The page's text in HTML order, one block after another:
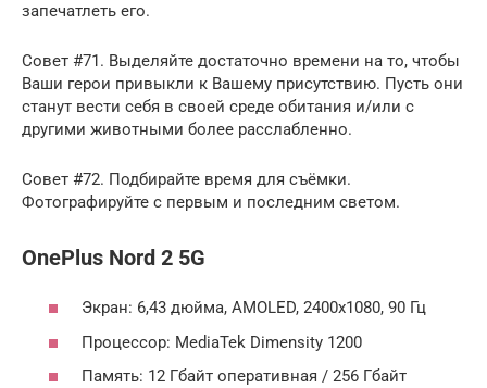
запечатлеть его.
Совет #71. Выделяйте достаточно времени на то, чтобы
Ваши герои привыкли к Вашему присутствию. Пусть они
станут вести себя в своей среде обитания и/или с
другими животными более расслабленно.
Совет #72. Подбирайте время для съёмки.
Фотографируйте с первым и последним светом.
OnePlus Nord 2 5G
Экран: 6,43 дюйма, AMOLED, 2400х1080, 90 Гц
Процессор: MediaTek Dimensity 1200
Память: 12 Гбайт оперативная / 256 Гбайт